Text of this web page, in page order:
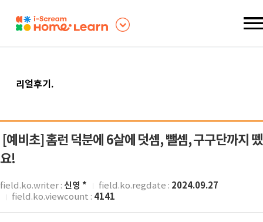
리얼후기 .
[예비초] 홈런 덕분에 6살에 덧셈, 뺄셈, 구구단까지
요!
field.ko.writer : 신영 * field.ko.regdate : 2024.09.27
field.ko.viewcount : 4141